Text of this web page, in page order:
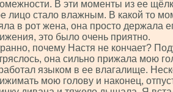
В эти моменты из ее
лицо стало влажным. В какой то
в рот жена, она просто держала
это было очень приятно.
почему Настя не кончает?
она сильно прижала мою
языком в ее влагалище.
мою голову и наконец,